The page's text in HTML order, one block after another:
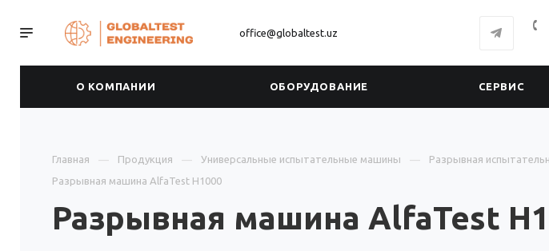
office@globaltest.uz
О КОМПАНИИ ОБОРУДОВАНИЕ СЕРВИС
Главная Продукция Универсальные испытательные машины Разрывная
Разрывная машина AlfaTest H1000
Разрывная машина AlfaTest